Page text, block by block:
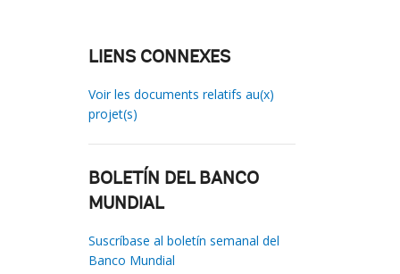
LIENS CONNEXES
Voir les documents relatifs au(x)
projet(s)
BOLETÍN DEL BANCO
MUNDIAL
Suscríbase al boletín semanal del
Banco Mundial